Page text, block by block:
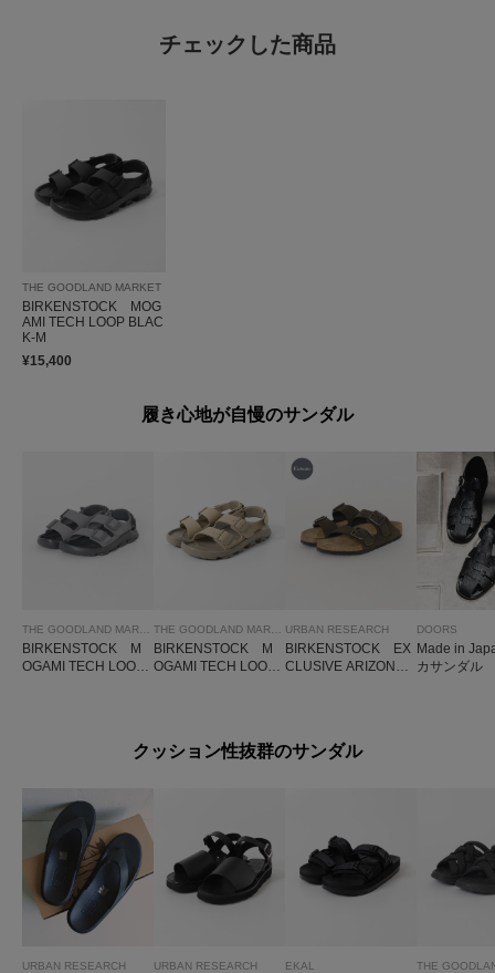
チェックした商品
THE GOODLAND MARKET
BIRKENSTOCK MOG
AMI TECH LOOP BLAC
K-M
¥15,400
履き心地が自慢のサンダル
BIRKENSTOCK M
OGAMI TECH LOOP
BIRKENSTOCK M
OGAMI TECH LOOP
URBAN RESEARCH
BIRKENSTOCK EX
CLUSIVE ARIZONA
DOORS
Made in
カサンダル
クッション性抜群のサンダル
URBAN RESEARCH URBAN RESEARCH EKAL